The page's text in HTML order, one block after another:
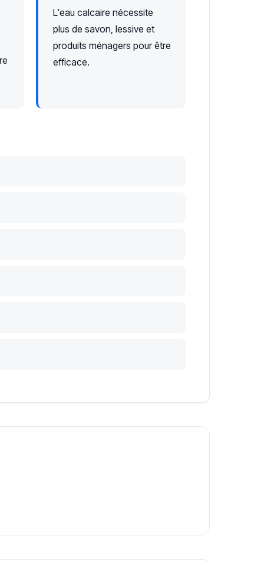
L'eau calcaire nécessite
plus de savon, lessive et
produits ménagers pour être
efficace.